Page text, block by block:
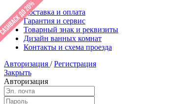
Доставка и оплата
Гарантия и сервис
Товарный знак и реквизиты
Дизайн ванных комнат
Контакты и схема проезда
Авторизация / Регистрация
Закрыть
Авторизация